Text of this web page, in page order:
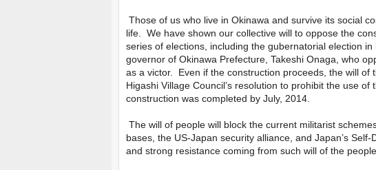
Those of us who live in Okinawa and survive its social
life. We have shown our collective will to oppose the
series of elections, including the gubernatorial election
governor of Okinawa Prefecture, Takeshi Onaga, who
as a victor. Even if the construction proceeds, the will of
Higashi Village Council’s resolution to prohibit the use of
construction was completed by July, 2014.
The will of people will block the current militarist
bases, the US-Japan security alliance, and Japan’s
and strong resistance coming from such will of the